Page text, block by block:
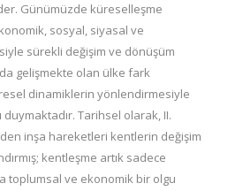
Günümüzde küreselleşme
sosyal, siyasal ve
sürekli değişim ve dönüşüm
gelişmekte olan ülke fark
dinamiklerin yönlendirmesiyle
Tarihsel olarak, II.
inşa hareketleri kentlerin değişim
kentleşme artık sadece
toplumsal ve ekonomik bir olgu